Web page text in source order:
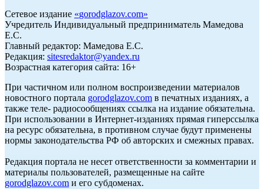
Сетевое издание «gorodglazov.com»
Учредитель Индивидуальный предприниматель Мамедова
Е.С.
Главный редактор: Мамедова Е.С.
Редакция: sitesredaktor@yandex.ru
Возрастная категория сайта: 16+
При частичном или полном воспроизведении материалов
новостного портала gorodglazov.com в печатных изданиях, а
также теле- радиосообщениях ссылка на издание обязательна.
При использовании в Интернет-изданиях прямая гиперссылка
на ресурс обязательна, в противном случае будут применены
нормы законодательства РФ об авторских и смежных правах.
Редакция портала не несет ответственности за комментарии и
материалы пользователей, размещенные на сайте
gorodglazov.com и его субдоменах.